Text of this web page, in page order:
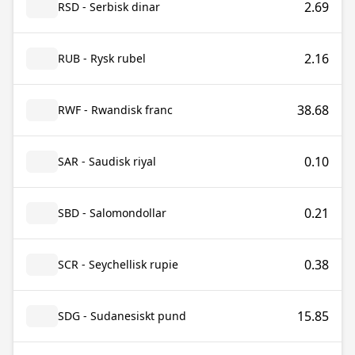
RSD - Serbisk dinar 2.69
RUB - Rysk rubel 2.16
RWF - Rwandisk franc 38.68
SAR - Saudisk riyal 0.10
SBD - Salomondollar 0.21
SCR - Seychellisk rupie 0.38
SDG - Sudanesiskt pund 15.85